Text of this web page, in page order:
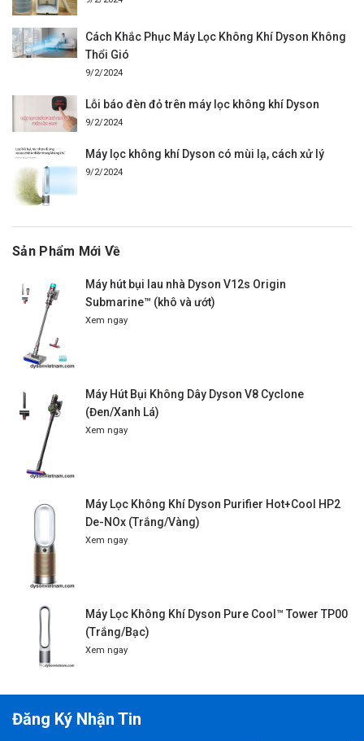
Cách Khắc Phục Máy Lọc Không Khí Dyson Không
Thổi Gió
9/2/2024
Lỗi báo đèn đỏ trên máy lọc không khí Dyson
9/2/2024
Máy lọc không khí Dyson có mùi lạ, cách xử lý
9/2/2024
Sản Phẩm Mới Về
Máy hút bụi lau nhà Dyson V12s Origin
Submarine™ (khô và ướt)
Xem ngay
Máy Hút Bụi Không Dây Dyson V8 Cyclone
(Đen/Xanh Lá)
Xem ngay
Máy Lọc Không Khí Dyson Purifier Hot+Cool HP2
De-NOx (Trắng/Vàng)
Xem ngay
Máy Lọc Không Khí Dyson Pure Cool™ Tower TP00
(Trắng/Bạc)
Xem ngay
Đăng Ký Nhận Tin